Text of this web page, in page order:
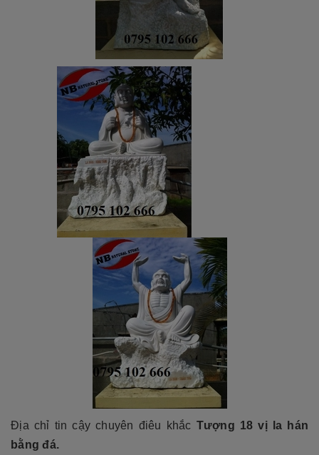
Địa chỉ tin cậy chuyên điêu khắc Tượng 18 vị la hán
bằng đá.